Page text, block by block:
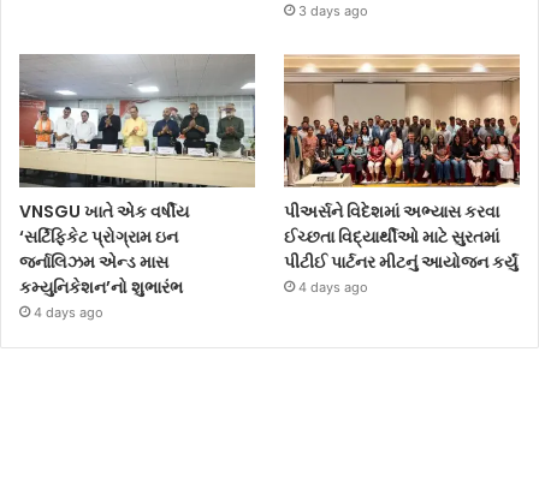
3 days ago
VNSGU ખાતે એક વર્ષીય
‘સર્ટિફિકેટ પ્રોગ્રામ ઇન
જર્નાલિઝમ એન્ડ માસ
કમ્યુનિકેશન’નો શુભારંભ
4 days ago
પીઅર્સને વિદેશમાં અભ્યાસ કરવા
ઈચ્છતા વિદ્યાર્થીઓ માટે સુરતમાં
પીટીઈ પાર્ટનર મીટનું આયોજન કર્યું
4 days ago